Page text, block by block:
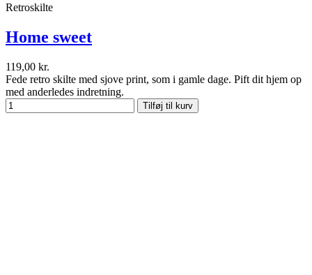
Retroskilte
Home sweet
119,00 kr.
Fede retro skilte med sjove print, som i gamle dage. Pift dit hjem op
med anderledes indretning.
Tilføj til kurv